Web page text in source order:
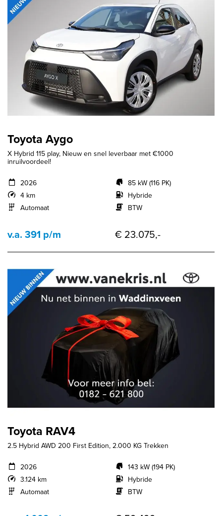
Toyota Aygo
X Hybrid 115 play, Nieuw en snel leverbaar met €1000
inruilvoordeel!
2026
4 km
Automaat
85 kW (116 PK)
Hybride
BTW
v.a. 391 p/m € 23.075,-
Toyota RAV4
2.5 Hybrid AWD 200 First Edition, 2.000 KG Trekken
2026
3.124 km
Automaat
143 kW (194 PK)
Hybride
BTW